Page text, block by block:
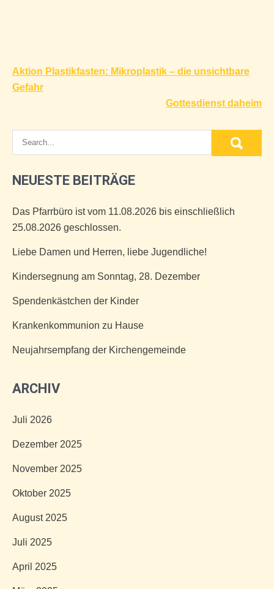
Beitragsnavigation
Aktion Plastikfasten: Mikroplastik – die unsichtbare
Gefahr
Gottesdienst daheim
NEUESTE BEITRÄGE
Das Pfarrbüro ist vom 11.08.2026 bis einschließlich
25.08.2026 geschlossen.
Liebe Damen und Herren, liebe Jugendliche!
Kindersegnung am Sonntag, 28. Dezember
Spendenkästchen der Kinder
Krankenkommunion zu Hause
Neujahrsempfang der Kirchengemeinde
ARCHIV
Juli 2026
Dezember 2025
November 2025
Oktober 2025
August 2025
Juli 2025
April 2025